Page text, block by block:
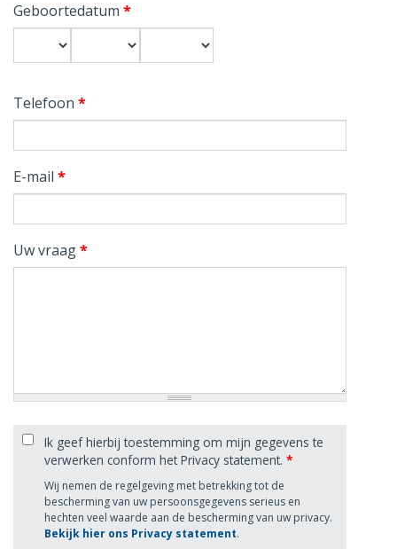
Geboortedatum *
Telefoon *
E-mail *
Uw vraag*
Ik geef hierbij toestemming om mijn gegevens te
verwerken conform het Privacy statement. *
Wij nemen de regelgeving met betrekking tot de
bescherming van uw persoonsgegevens serieus en
hechten veel waarde aan de bescherming van uw privacy.
Bekijk hier ons Privacy statement.